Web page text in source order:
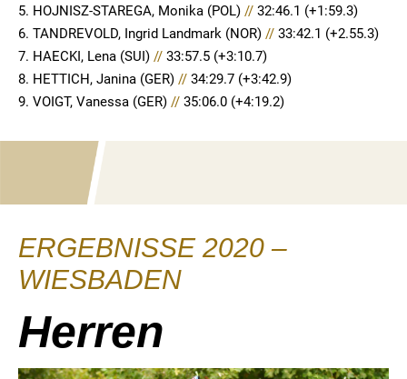
5. HOJNISZ-STAREGA, Monika (POL) //32:46.1 (+1:59.3)
6. TANDREVOLD, Ingrid Landmark (NOR) //33:42.1 (+2.55.3)
7. HAECKI, Lena (SUI) //33:57.5 (+3:10.7)
8. HETTICH, Janina (GER) //34:29.7 (+3:42.9)
9. VOIGT, Vanessa (GER) //35:06.0 (+4:19.2)
ERGEBNISSE 2020 –
WIESBADEN
Herren